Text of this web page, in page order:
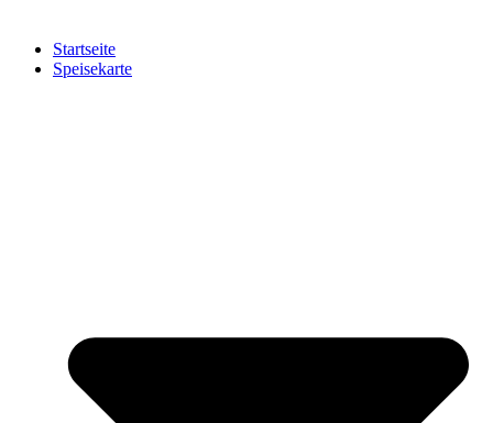
Startseite
Speisekarte